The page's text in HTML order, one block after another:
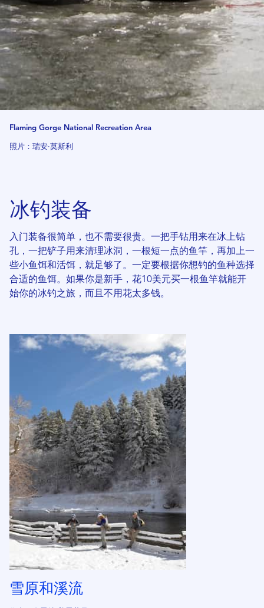
Flaming Gorge National Recreation Area
照片：瑞安·莫斯利
冰钓装备
入门装备很简单，也不需要很贵。一把手钻用来在冰上钻
孔，一把铲子用来清理冰洞，一根短一点的鱼竿，再加上一
些小鱼饵和活饵，就足够了。一定要根据你想钓的鱼种选择
合适的鱼饵。如果你是新手，花10美元买一根鱼竿就能开
始你的冰钓之旅，而且不用花太多钱。
雪原和溪流